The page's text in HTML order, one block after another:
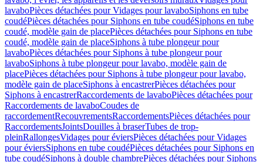
lavaboPièces détachées pour Vidages pour lavaboSiphons en tube
coudéPièces détachées pour Siphons en tube coudéSiphons en tube
coudé, modèle gain de placePièces détachées pour Siphons en tube
coudé, modèle gain de placeSiphons à tube plongeur pour
lavaboPièces détachées pour Siphons à tube plongeur pour
lavaboSiphons à tube plongeur pour lavabo, modèle gain de
placePièces détachées pour Siphons à tube plongeur pour lavabo,
modèle gain de placeSiphons à encastrerPièces détachées pour
Siphons à encastrerRaccordements de lavaboPièces détachées pour
Raccordements de lavaboCoudes de
raccordementRecouvrementsRaccordementsPièces détachées pour
RaccordementsJointsDouilles à braserTubes de trop-
pleinRallongesVidages pour éviersPièces détachées pour Vidages
pour éviersSiphons en tube coudéPièces détachées pour Siphons en
tube coudéSiphons à double chambrePièces détachées pour Siphons